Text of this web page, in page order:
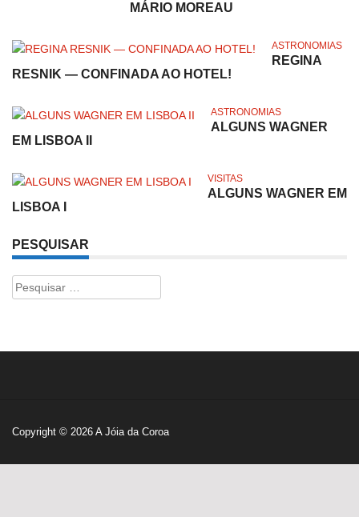
MÁRIO MOREAU
ASTRONOMIAS
REGINA
RESNIK — CONFINADA AO HOTEL!
ASTRONOMIAS
ALGUNS WAGNER
EM LISBOA II
VISITAS
ALGUNS WAGNER EM
LISBOA I
PESQUISAR
Pesquisar
por:
Copyright © 2026 A Jóia da Coroa